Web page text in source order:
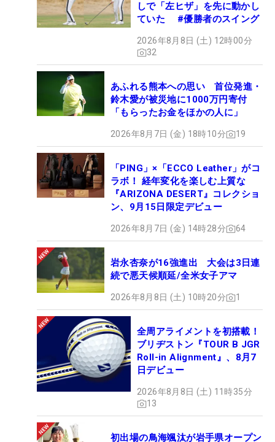
しで「左ヒザ」を先に動かし
ていた #優勝者のスイング
2026年8月8日 (土) 12時00分
32
あふれる熊本への思い 首位発進・
鈴木愛が被災地に1000万円寄付
「もらったお金をほかの人に」
2026年8月7日 (金) 18時10分 19
「PING」×「ECCO Leather」がコ
ラボ！ 経年変化を楽しむ上質な
『ARIZONA DESERT』コレクショ
ン、9月15日限定デビュー
2026年8月7日 (金) 14時28分 64
岩永杏奈が16強進出 大会は3日連
続で悪天候順延/全米女子アマ
2026年8月8日 (土) 10時20分 1
全周アライメントを初搭載！
ブリヂストン『TOUR B JGR
Roll-in Alignment』、8月7
日デビュー
2026年8月8日 (土) 11時35分
13
初出場の鳥海颯汰が岩手県オープン